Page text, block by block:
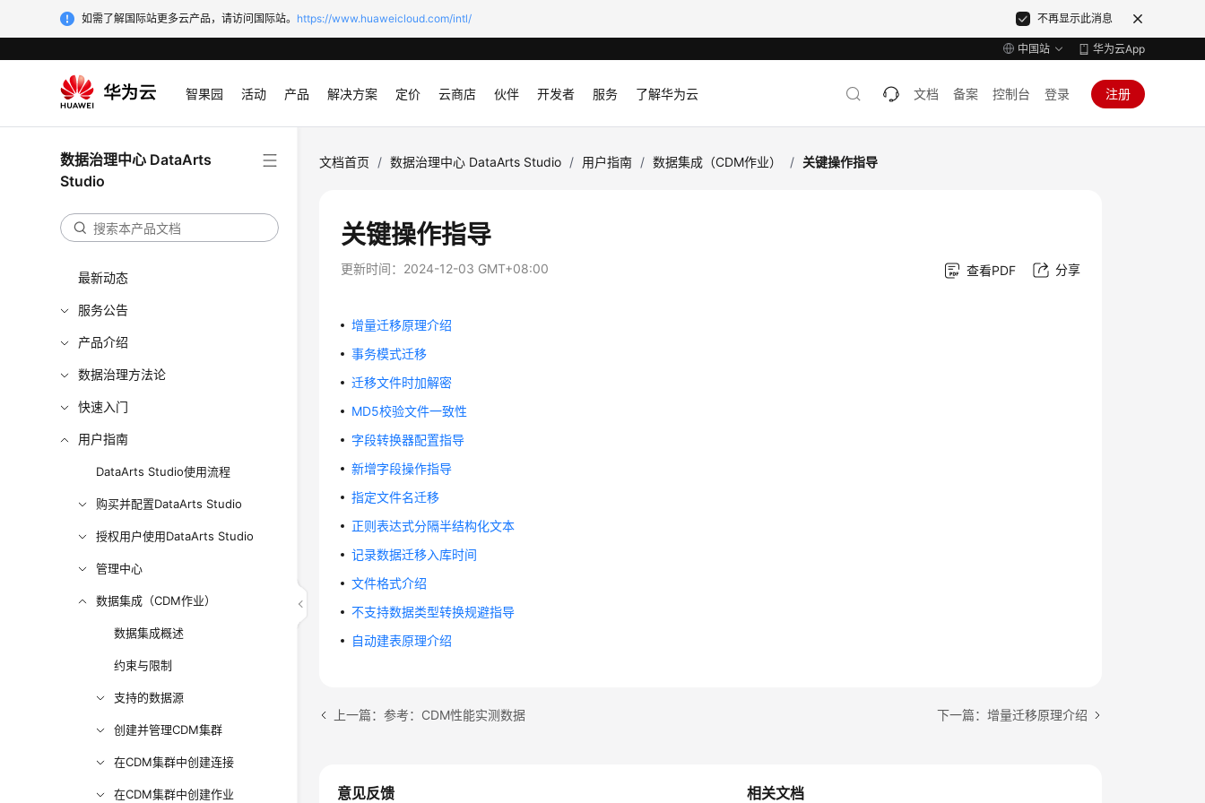
如需了解国际站更多云产品，请访问国际站。 https://www.huaweicloud.com/intl/ 不再显示此消息
中国站 华为云App
智果园 活动 产品 解决方案 定价 云商店 伙伴 开发者 服务 了解华为云 文档 备案 控制台 登录 注册
数据治理中心 DataArts
Studio
最新动态
服务公告
产品介绍
数据治理方法论
快速入门
用户指南
DataArts Studio使用流程
购买并配置DataArts Studio
授权用户使用DataArts Studio
管理中心
数据集成（CDM作业）
数据集成概述
约束与限制
支持的数据源
创建并管理CDM集群
在CDM集群中创建连接
在CDM集群中创建作业
文档首页 / 数据治理中心 DataArts Studio / 用户指南 / 数据集成（CDM作业） / 关键操作指导
关键操作指导
更新时间： 2024-12-03 GMT+08:00 查看PDF 分享
增量迁移原理介绍
事务模式迁移
迁移文件时加解密
MD5校验文件一致性
字段转换器配置指导
新增字段操作指导
指定文件名迁移
正则表达式分隔半结构化文本
记录数据迁移入库时间
文件格式介绍
不支持数据类型转换规避指导
自动建表原理介绍
上一篇：参考：CDM性能实测数据 下一篇：增量迁移原理介绍
相关文档
意见反馈